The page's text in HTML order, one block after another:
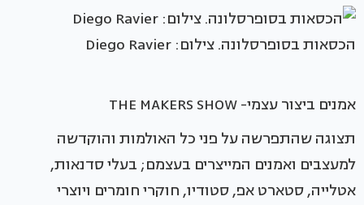
הכסאות בסופרסלונה. צילום: Diego Ravier
אמנים ביצור עצמי- THE MAKERS SHOW
תצוגה שהתפרשה על פני כל האולמות והוקדשה
למעצבים ואמנים המייצרים בעצמם; בעלי סדנאות,
אטלייה, סטארט אפ, סטודיו, חוקרי חומרים ויוצרי